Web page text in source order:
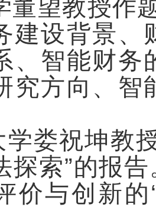
董望教授作
建设背景、
、智能财
究方向、智
学娄祝坤教
探索”的报
价与创新